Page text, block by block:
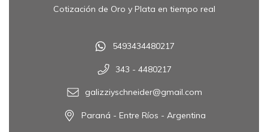
Cotización de Oro y Plata en tiempo real
5493434480217
343 - 4480217
galizziyschneider@gmail.com
Paraná - Entre Ríos - Argentina